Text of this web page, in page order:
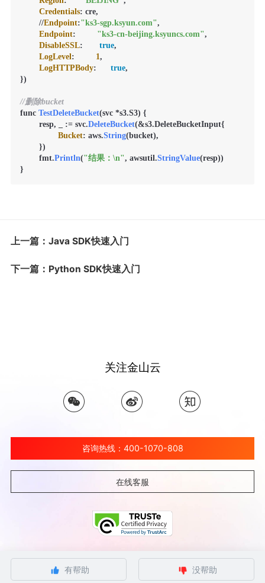
Credentials: cre,
        //
Endpoint:"ks3-sgp.ksyun.com",
Endpoint: "ks3-cn-beijing.ksyuncs.com",
DisableSSL: true,
LogLevel: 1,
LogHTTPBody: true,
})
//删除bucket
func TestDeleteBucket(svc *s3.S3) {
        resp, _ := svc.
DeleteBucket(&s3.DeleteBucketInput{
Bucket: aws.String(bucket),
        })
        fmt.
Println("结果：\n", awsutil.StringValue(resp))
上一篇：Java SDK快速入门
下一篇：Python SDK快速入门
有帮助 没帮助
关注金山云
咨询热线：400-1070-808
在线客服
©北京金山云网络技术有限公司 2026 Ksyun All Rights Reserved Kingsoft Corp.